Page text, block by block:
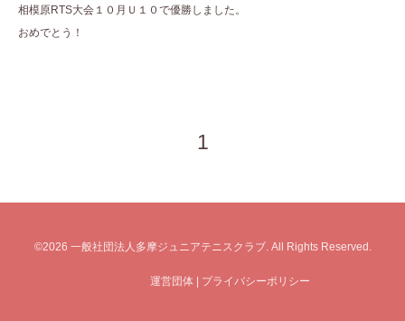
相模原RTS大会１０月Ｕ１０で優勝しました。
おめでとう！
1
©2026 一般社団法人多摩ジュニアテニスクラブ. All Rights Reserved.
運営団体 | プライバシーポリシー